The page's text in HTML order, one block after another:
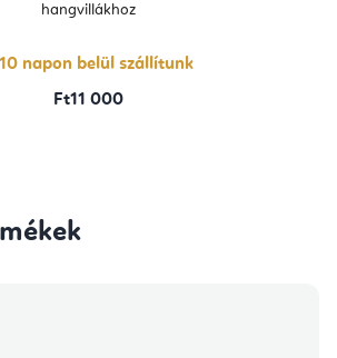
hangvillákhoz
napon belül szállítunk
Ft11 000